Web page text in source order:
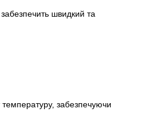
швидкий та
температуру, забезпечуючи